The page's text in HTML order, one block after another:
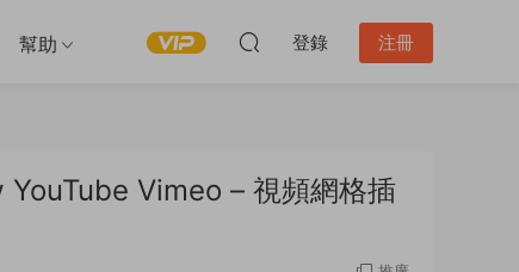
幫助 登錄 注冊
Vimeo – 視頻網格插